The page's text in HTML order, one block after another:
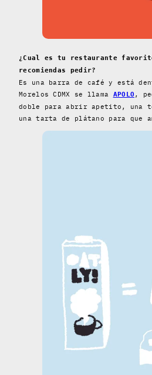
¿Cual es tu restaurante
recomiendas pedir?
Es una barra de café y está
Morelos CDMX se llama APOLO ,
doble para abrir apetito, una
una tarta de plátano para que